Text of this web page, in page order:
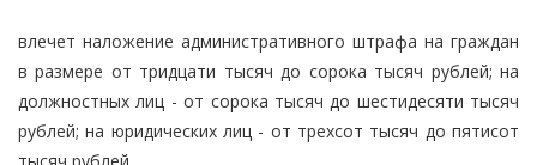
влечет наложение административного штрафа на граждан
в размере от тридцати тысяч до сорока тысяч рублей; на
должностных лиц - от сорока тысяч до шестидесяти тысяч
рублей; на юридических лиц - от трехсот тысяч до пятисот